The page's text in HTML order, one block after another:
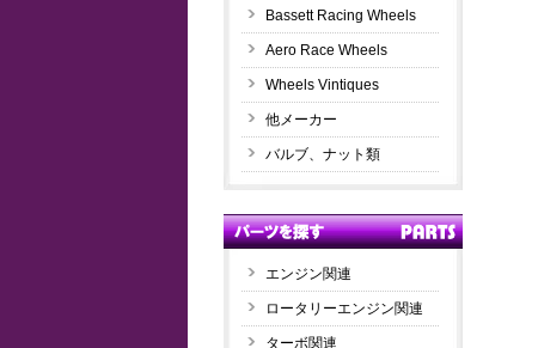
Bassett Racing Wheels
Aero Race Wheels
Wheels Vintiques
他メーカー
バルブ、ナット類
エンジン関連
ロータリーエンジン関連
ターボ関連